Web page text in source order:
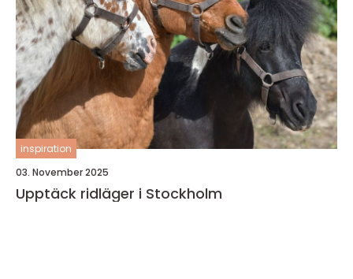
inspiration
03. November 2025
Upptäck ridläger i Stockholm